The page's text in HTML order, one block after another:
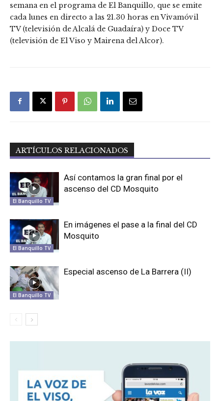
semana en el programa de El Banquillo, que se emite
cada lunes en directo a las 21.30 horas en Vivamóvil
TV (televisión de Alcalá de Guadaíra) y Doce TV
(televisión de El Viso y Mairena del Alcor).
ARTÍCULOS RELACIONADOS
El Banquillo TV
Así contamos la gran final por el
ascenso del CD Mosquito
El Banquillo TV
En imágenes el pase a la final del CD
Mosquito
El Banquillo TV
Especial ascenso de La Barrera (II)